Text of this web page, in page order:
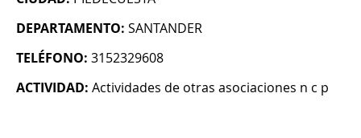
DEPARTAMENTO: SANTANDER
TELÉFONO: 3152329608
ACTIVIDAD: Actividades de otras asociaciones n c p